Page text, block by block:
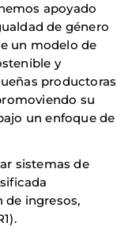
apoyado
de género
un modelo de
y
productoras
su
un enfoque de
sistemas de
de ingresos,